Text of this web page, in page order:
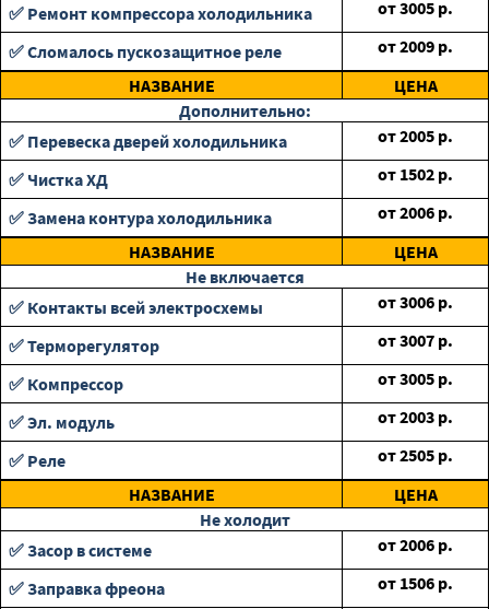
✅ Ремонт компрессора холодильника
от3005 р.
✅ Сломалось пускозащитное реле
от2009 р.
НАЗВАНИЕ
ЦЕНА
Дополнительно:
✅ Перевеска дверей холодильника
от2005 р.
✅ Чистка ХД
от 1502 р.
✅ Замена контура холодильника
от2006 р.
НАЗВАНИЕ
ЦЕНА
Не включается
✅ Контакты всей электросхемы
от3006 р.
✅ Терморегулятор
от3007 р.
✅ Компрессор
от3005 р.
✅ Эл. модуль
от2003 р.
✅ Реле
от2505 р.
НАЗВАНИЕ
ЦЕНА
Не холодит
✅ Засор в системе
от2006 р.
✅ Заправка фреона
от 1506 р.